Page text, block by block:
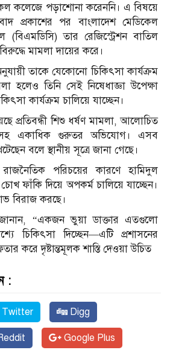
কলেজে পড়াশোনা করেননি। এ বিষয়ে
প্রকাশের পর বাংলাদেশ মেডিকেল
(বিএমডিসি) তার রেজিস্ট্রেশন বাতিল
মামলা দায়ের করে।
তাকে যেকোনো চিকিৎসা কার্যক্রম
হলেও তিনি সেই নিষেধাজ্ঞা উপেক্ষা
কার্যক্রম চালিয়ে যাচ্ছেন।
প্রতিবন্ধী শিশু ধর্ষণ মামলা, আলোচিত
একাধিক গুরুতর অভিযোগ। এসব
বলে স্থানীয় সূত্রে জানা গেছে।
পরিচয়ের কারণে হামিদুল
ফাঁকি দিয়ে অপকর্ম চালিয়ে যাচ্ছেন।
বিরাজ করছে।
“একজন ভুয়া ডাক্তার এতগুলো
চিকিৎসা দিচ্ছেন—এটি প্রশাসনের
করে দৃষ্টান্তমূলক শাস্তি দেওয়া উচিত
:
Twitter Digg
Google Plus